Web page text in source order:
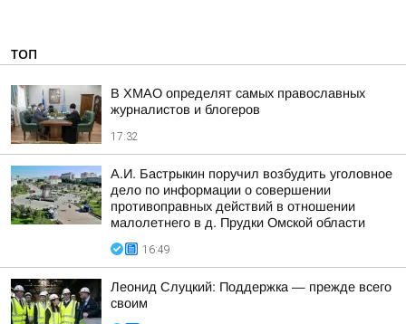
ТОП
В ХМАО определят самых православных
журналистов и блогеров
17:32
А.И. Бастрыкин поручил возбудить уголовное
дело по информации о совершении
противоправных действий в отношении
малолетнего в д. Прудки Омской области
16:49
Леонид Слуцкий: Поддержка — прежде всего
своим